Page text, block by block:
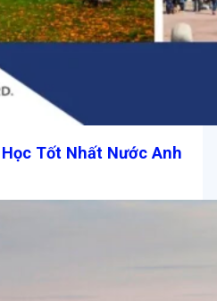
Tốt Nhất Nước Anh